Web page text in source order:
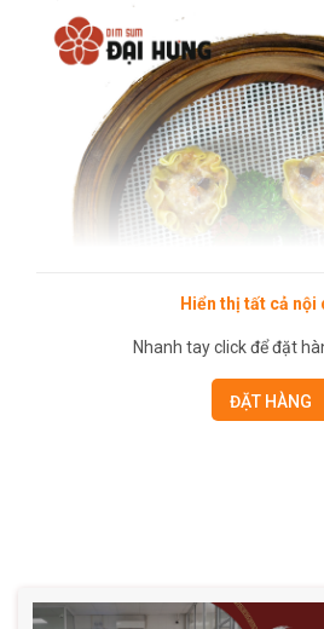
hương vị tuyệt vời cho bữa ăn gia
Hiển thị tất cả nội
Nhanh tay click để đặt
ĐẶT HÀNG